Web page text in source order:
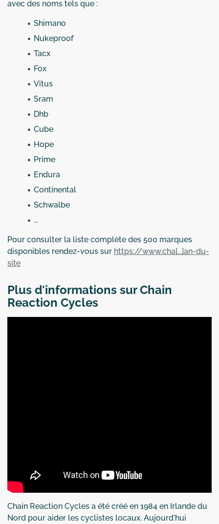
avec des noms tels que :
Shimano
Nukeproof
Tacx
Fox
Vitus
Sram
Dhb
Cube
Hope
Prime
Endura
Continental
Schwalbe
...
Pour consulter la liste complète des 500 marques
disponibles rendez-vous sur https://www.cha[...]an-du-
site
Plus d'informations sur Chain
Reaction Cycles
Chain Reaction Cycles a été créé en 1984 en Irlande du
Nord pour aider les cyclistes locaux. Aujourd'hui